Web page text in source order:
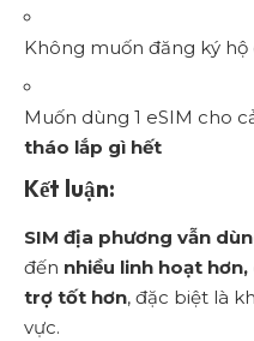
Không muốn đăng ký hộ
Muốn dùng 1 eSIM cho
tháo lắp gì hết
Kết luận:
SIM địa phương vẫn
đến nhiều linh hoạt
trợ tốt hơn, đặc biệt là
vực.